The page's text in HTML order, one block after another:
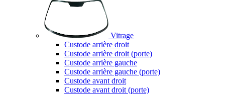
Vitrage
Custode arrière droit
Custode arrière droit (porte)
Custode arrière gauche
Custode arrière gauche (porte)
Custode avant droit
Custode avant droit (porte)